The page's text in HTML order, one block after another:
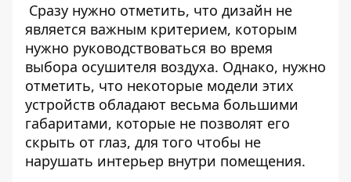
Сразу нужно отметить, что дизайн не
является важным критерием, которым
нужно руководствоваться во время
выбора осушителя воздуха. Однако, нужно
отметить, что некоторые модели этих
устройств обладают весьма большими
габаритами, которые не позволят его
скрыть от глаз, для того чтобы не
нарушать интерьер внутри помещения.